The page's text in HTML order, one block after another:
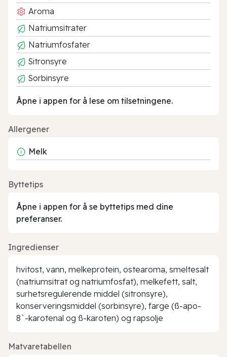
Aroma
Natriumsitrater
Natriumfosfater
Sitronsyre
Sorbinsyre
Åpne i appen for å lese om tilsetningene.
Allergener
Melk
Byttetips
Åpne i appen for å se byttetips med dine
preferanser.
Ingredienser
hvitost, vann, melkeprotein, ostearoma, smeltesalt
(natriumsitrat og natriumfosfat), melkefett, salt,
surhetsregulerende middel (sitronsyre),
konserveringsmiddel (sorbinsyre), farge (ß-apo-
8`-karotenal og ß-karoten) og rapsolje
Matvaretabellen